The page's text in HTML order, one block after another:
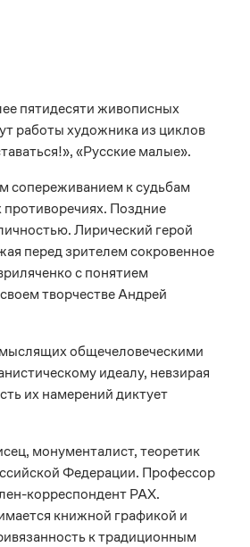
пятидесяти живописных
работы художника из циклов
«Русские малые».
сопереживанием к судьбам
противоречиях. Поздние
Лирический герой
перед зрителем сокровенное
с понятием
творчестве Андрей
общечеловеческими
идеалу, невзирая
их намерений диктует
монументалист, теоретик
Федерации. Профессор
корреспондент РАХ.
книжной графикой и
к традиционным